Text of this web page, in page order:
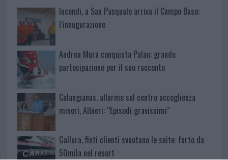
Incendi, a San Pasquale arriva il Campo Base:
l’inaugurazione
Andrea Mura conquista Palau: grande
partecipazione per il suo racconto
Calangianus, allarme sul centro accoglienza
minori, Albieri: “Episodi gravissimi”
Gallura, finti clienti svuotano le suite: furto da
50mila nel resort